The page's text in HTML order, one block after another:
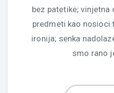
bez patetike; vinjetna
predmeti kao nosioci
ironija; senka
smo rano